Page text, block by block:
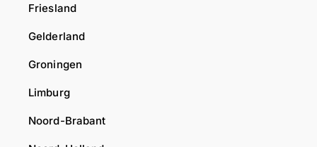
Friesland
Gelderland
Groningen
Limburg
Noord-Brabant